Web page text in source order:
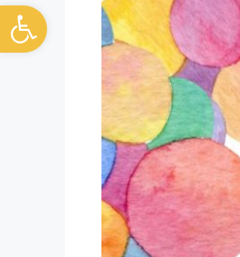
Abrir barra de herramientas